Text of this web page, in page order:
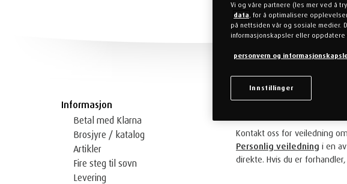
KONTAKT OSS
Kontakt oss for veiledning
Personlig veiledning i en
direkte. Hvis du er
Informasjon
Betal med Klarna
Brosjyre / katalog
Artikler
Fire steg til søvn
Levering
Vi og våre partnere (les mer ved å
data, for å optimalisere
på nettsiden vår og sosiale medier.
informasjonskapsler eller oppdatere
personvern og
Innstillinger